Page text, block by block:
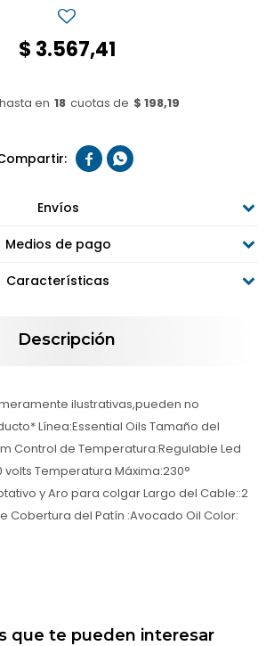
$ 3.567,41
hasta en 18 cuotas de $ 198,19
 
Envíos
Medios de pago
Características
Descripción
ilustrativas,pueden no
Línea:Essential Oils Tamaño del
Control de Temperatura:Regulable Led
volts Temperatura Máxima:230°
y Aro para colgar Largo del Cable::2
Cobertura del Patín :Avocado Oil Color:
que te pueden interesar